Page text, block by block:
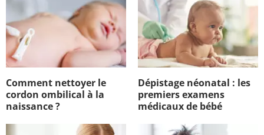
Comment nettoyer le
cordon ombilical à la
naissance ?
Dépistage néonatal : les
premiers examens
médicaux de bébé